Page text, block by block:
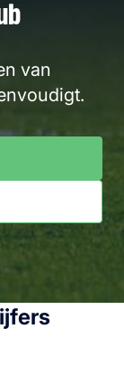
van